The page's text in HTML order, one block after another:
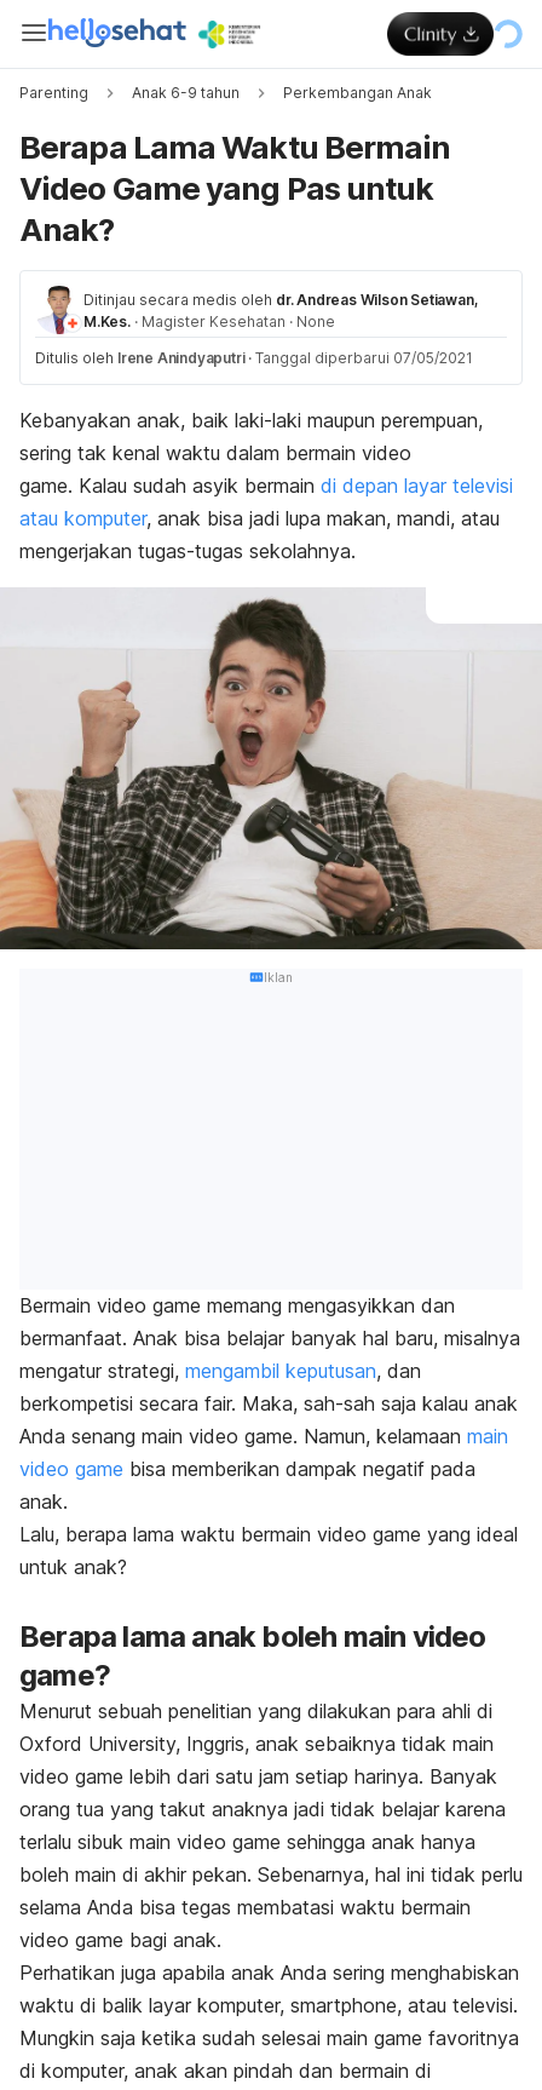
Parenting Anak 6-9 tahun Perkembangan Anak
Berapa Lama Waktu Bermain
Video Game yang Pas untuk
Anak?
Ditinjau secara medis oleh dr. Andreas Wilson Setiawan,
M.Kes. · Magister Kesehatan · None
Ditulis oleh Irene Anindyaputri · Tanggal diperbarui 07/05/2021
Kebanyakan anak, baik laki-laki maupun perempuan,
sering tak kenal waktu dalam bermain video
game. Kalau sudah asyik bermain di depan layar televisi
atau komputer, anak bisa jadi lupa makan, mandi, atau
mengerjakan tugas-tugas sekolahnya.
Iklan
Bermain video game memang mengasyikkan dan
bermanfaat. Anak bisa belajar banyak hal baru, misalnya
mengatur strategi, mengambil keputusan, dan
berkompetisi secara fair. Maka, sah-sah saja kalau anak
Anda senang main video game. Namun, kelamaan main
video game bisa memberikan dampak negatif pada
anak.
Lalu, berapa lama waktu bermain video game yang ideal
untuk anak?
Berapa lama anak boleh main video
game?
Menurut sebuah penelitian yang dilakukan para ahli di
Oxford University, Inggris, anak sebaiknya tidak main
video game lebih dari satu jam setiap harinya. Banyak
orang tua yang takut anaknya jadi tidak belajar karena
terlalu sibuk main video game sehingga anak hanya
boleh main di akhir pekan. Sebenarnya, hal ini tidak perlu
selama Anda bisa tegas membatasi waktu bermain
video game bagi anak.
Perhatikan juga apabila anak Anda sering menghabiskan
waktu di balik layar komputer, smartphone, atau televisi.
Mungkin saja ketika sudah selesai main game favoritnya
di komputer, anak akan pindah dan bermain di